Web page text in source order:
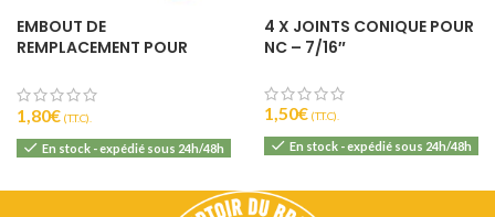
EMBOUT DE
REMPLACEMENT POUR
1,80€ (T.T.C).
En stock - expédié sous 24h/48h
4 X JOINTS CONIQUE POUR
NC – 7/16″
1,50€ (T.T.C).
En stock - expédié sous 24h/48h